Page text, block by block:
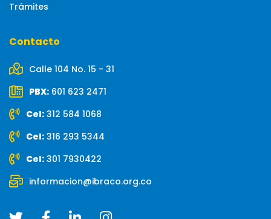
Trámites
Contacto
Calle 104 No. 15 - 31
PBX: 601 623 2471
Cel: 312 584 1068
Cel: 316 293 5344
Cel: 301 7930422
informacion@ibraco.org.co